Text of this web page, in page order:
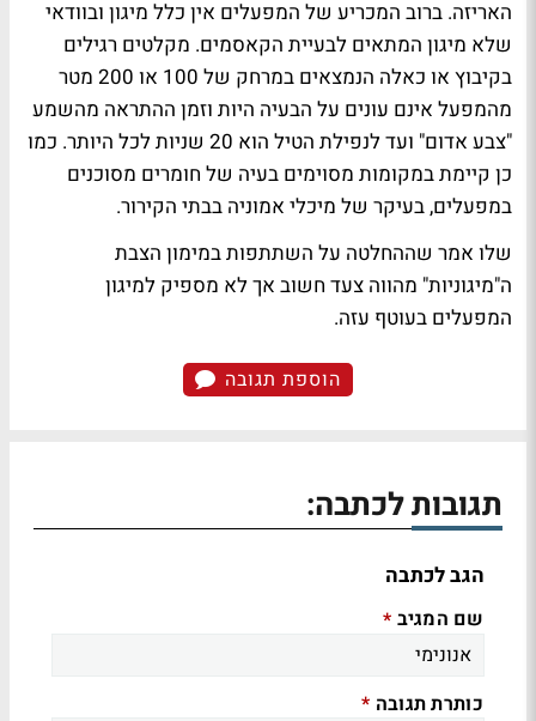
האריזה. ברוב המכריע של המפעלים אין כלל מיגון ובוודאי
שלא מיגון המתאים לבעיית הקאסמים. מקלטים רגילים
בקיבוץ או כאלה הנמצאים במרחק של 100 או 200 מטר
מהמפעל אינם עונים על הבעיה היות וזמן ההתראה מהשמע
"צבע אדום" ועד לנפילת הטיל הוא 20 שניות לכל היותר. כמו
כן קיימת במקומות מסוימים בעיה של חומרים מסוכנים
במפעלים, בעיקר של מיכלי אמוניה בבתי הקירור.
שלו אמר שההחלטה על השתתפות במימון הצבת
ה"מיגוניות" מהווה צעד חשוב אך לא מספיק למיגון
המפעלים בעוטף עזה.
הוספת תגובה
תגובות לכתבה:
הגב לכתבה
שם המגיב *
כותרת תגובה *